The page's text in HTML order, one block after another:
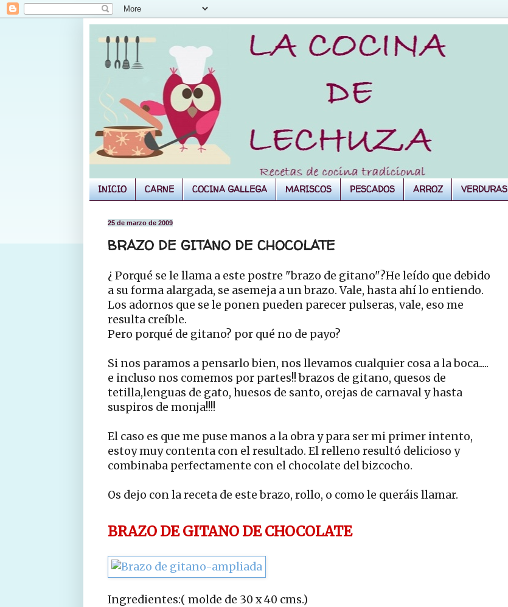
INICIO CARNE COCINA GALLEGA MARISCOS PESCADOS ARROZ VERDURAS
25 de marzo de 2009
BRAZO DE GITANO DE CHOCOLATE
¿ Porqué se le llama a este postre "brazo de gitano"?He leído que debido
a su forma alargada, se asemeja a un brazo. Vale, hasta ahí lo entiendo.
Los adornos que se le ponen pueden parecer pulseras, vale, eso me
resulta creíble.
Pero porqué de gitano? por qué no de payo?
Si nos paramos a pensarlo bien, nos llevamos cualquier cosa a la boca.....
e incluso nos comemos por partes!! brazos de gitano, quesos de
tetilla,lenguas de gato, huesos de santo, orejas de carnaval y hasta
suspiros de monja!!!!
El caso es que me puse manos a la obra y para ser mi primer intento,
estoy muy contenta con el resultado. El relleno resultó delicioso y
combinaba perfectamente con el chocolate del bizcocho.
Os dejo con la receta de este brazo, rollo, o como le queráis llamar.
BRAZO DE GITANO DE CHOCOLATE
Ingredientes:( molde de 30 x 40 cms.)